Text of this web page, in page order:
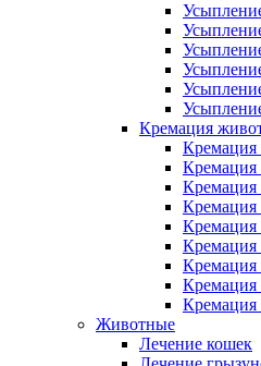
Кремация
Кремация
Кремация
Кремация
Кремация
Кремация
Кремация
Кремация
Кремация
Кремация
Животные
Лечение кошек